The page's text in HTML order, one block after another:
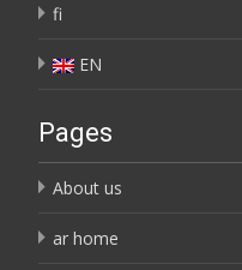
fi
EN
Pages
About us
ar home